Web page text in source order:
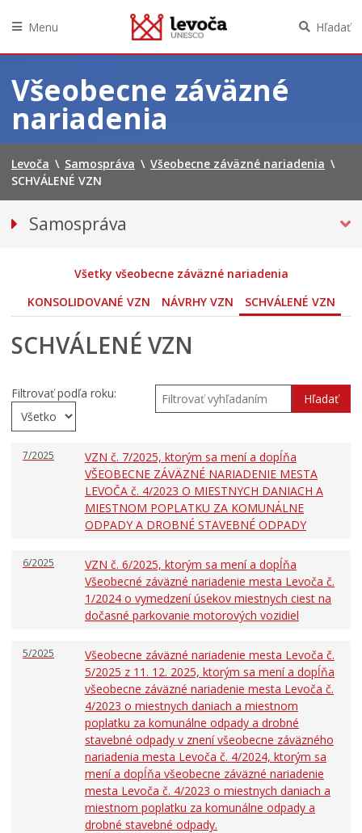
na
obsah
Menu Hľadať
Všeobecne záväzné
nariadenia
Levoča \ Samospráva \ Všeobecne záväzné nariadenia \
SCHVÁLENÉ VZN
Samospráva
Hlavný kontrolór mesta
Mestská polícia
Mestské zastupiteľstvo
Verejné obstarávania
Dokumenty mesta
VŠEOBECNE ZÁVÄZNÉ NARIADENIA
NÁVRHY VZN
SCHVÁLENÉ VZN
KONSOLIDOVANÉ VZN
Územné plánovanie
Rozpočet mesta
Hospodárenie mesta
Transparentné mesto
Program hospodárskeho a sociálneho rozvoja mesta
Levoča
Stratégia cestovného ruchu v okrese Levoča 2021 – 2027
Priemyselná zóna
Oznámenia funkcií, zamestnaní, činností a majetkových
pomerov verejného funkcionára
Všetky všeobecne záväzné nariadenia
KONSOLIDOVANÉ VZN
NÁVRHY VZN SCHVÁLENÉ VZN
SCHVÁLENÉ VZN
Filtrovať podľa roku: Hľadať
7/2025
VZN č. 7/2025, ktorým sa mení a dopĺňa
VŠEOBECNE ZÁVÄZNÉ NARIADENIE MESTA
LEVOČA č. 4/2023 O MIESTNYCH DANIACH A
MIESTNOM POPLATKU ZA KOMUNÁLNE
ODPADY A DROBNÉ STAVEBNÉ ODPADY
6/2025
VZN č. 6/2025, ktorým sa mení a dopĺňa
Všeobecné záväzné nariadenie mesta Levoča č.
1/2024 o vymedzení úsekov miestnych ciest na
dočasné parkovanie motorových vozidiel
5/2025
Všeobecne záväzné nariadenie mesta Levoča č.
5/2025 z 11. 12. 2025, ktorým sa mení a dopĺňa
všeobecne záväzné nariadenie mesta Levoča č.
4/2023 o miestnych daniach a miestnom
poplatku za komunálne odpady a drobné
stavebné odpady v znení všeobecne záväzného
nariadenia mesta Levoča č. 4/2024, ktorým sa
mení a dopĺňa všeobecne záväzné nariadenie
mesta Levoča č. 4/2023 o miestnych daniach a
miestnom poplatku za komunálne odpady a
drobné stavebné odpady.